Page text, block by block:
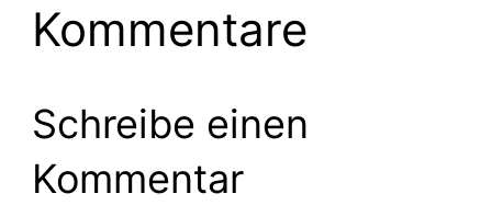
Kommentare
Schreibe einen
Kommentar